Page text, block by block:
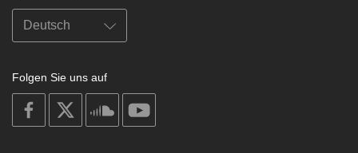
Folgen Sie uns auf
on
facebook
soundcloud